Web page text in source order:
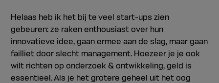
Helaas heb ik het bij te veel start-ups zien
gebeuren: ze raken enthousiast over hun
innovatieve idee, gaan ermee aan de slag, maar gaan
failliet door slecht management. Hoezeer je je ook
wilt richten op onderzoek & ontwikkeling, geld is
essentieel. Als je het grotere geheel uit het oog